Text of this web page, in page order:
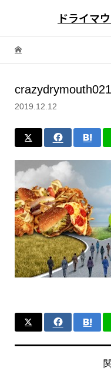
ドライマ
crazydrymouth021
2019.12.12